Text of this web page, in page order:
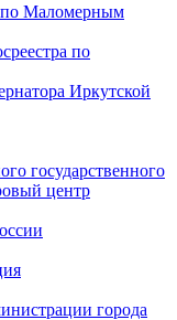
по Маломерным
по
Иркутской
государственного
центр
города